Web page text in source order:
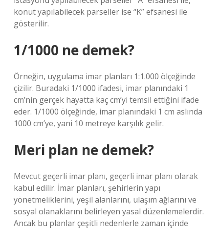
konut yapılabilecek parseller ise “K” efsanesi ile
gösterilir.
1/1000 ne demek?
Örneğin, uygulama imar planları 1:1.000 ölçeğinde
çizilir. Buradaki 1/1000 ifadesi, imar planındaki 1
cm’nin gerçek hayatta kaç cm’yi temsil ettiğini ifade
eder. 1/1000 ölçeğinde, imar planındaki 1 cm aslında
1000 cm’ye, yani 10 metreye karşılık gelir.
Meri plan ne demek?
Mevcut geçerli imar planı, geçerli imar planı olarak
kabul edilir. İmar planları, şehirlerin yapı
yönetmeliklerini, yeşil alanlarını, ulaşım ağlarını ve
sosyal olanaklarını belirleyen yasal düzenlemelerdir.
Ancak bu planlar çeşitli nedenlerle zaman içinde